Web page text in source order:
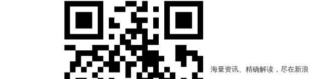
海量资讯、精确解读，尽在新